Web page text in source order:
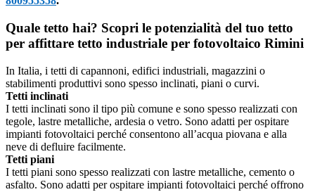
Quale tetto hai? Scopri le potenzialità del tuo tetto
per affittare tetto industriale per fotovoltaico Rimini
In Italia, i tetti di capannoni, edifici industriali, magazzini o
stabilimenti produttivi sono spesso inclinati, piani o curvi.
Tetti inclinati
I tetti inclinati sono il tipo più comune e sono spesso realizzati con
tegole, lastre metalliche, ardesia o vetro. Sono adatti per ospitare
impianti fotovoltaici perché consentono all’acqua piovana e alla
neve di defluire facilmente.
Tetti piani
I tetti piani sono spesso realizzati con lastre metalliche, cemento o
asfalto. Sono adatti per ospitare impianti fotovoltaici perché offrono